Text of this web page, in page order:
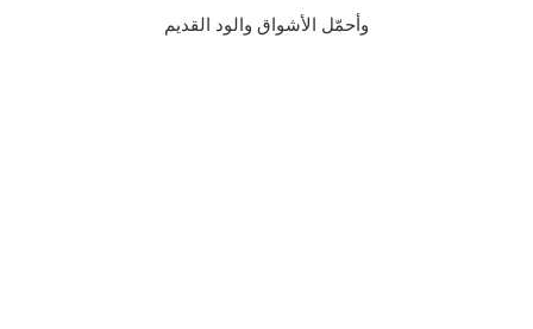
وأحمّل الأشواق والود القديم